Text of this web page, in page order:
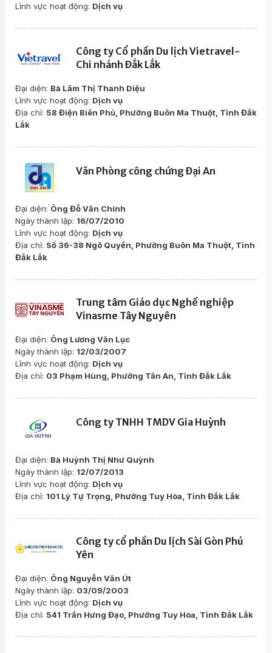
Lĩnh vực hoạt động: Dịch vụ
Công ty Cổ phần Du lịch Vietravel-
Chi nhánh Đắk Lắk
Đại diện: Bà Lâm Thị Thanh Diệu
Lĩnh vực hoạt động: Dịch vụ
Địa chỉ: 58 Điện Biên Phủ, Phường Buôn Ma Thuột, Tỉnh Đắk
Lắk
Văn Phòng công chứng Đại An
Đại diện: Ông Đỗ Văn Chính
Ngày thành lập: 16/07/2010
Lĩnh vực hoạt động: Dịch vụ
Địa chỉ: Số 36-38 Ngô Quyền, Phường Buôn Ma Thuột, Tỉnh
Đắk Lắk
Trung tâm Giáo dục Nghề nghiệp
Vinasme Tây Nguyên
Đại diện: Ông Lương Văn Lục
Ngày thành lập: 12/03/2007
Lĩnh vực hoạt động: Dịch vụ
Địa chỉ: 03 Phạm Hùng, Phường Tân An, Tỉnh Đắk Lắk
Công ty TNHH TMDV Gia Huỳnh
Đại diện: Bà Huỳnh Thị Như Quỳnh
Ngày thành lập: 12/07/2013
Lĩnh vực hoạt động: Dịch vụ
Địa chỉ: 101 Lý Tự Trọng, Phường Tuy Hòa, Tỉnh Đắk Lắk
Công ty cổ phần Du lịch Sài Gòn Phú
Yên
Đại diện: Ông Nguyễn Văn Út
Ngày thành lập: 03/09/2003
Lĩnh vực hoạt động: Dịch vụ
Địa chỉ: 541 Trần Hưng Đạo, Phường Tuy Hòa, Tỉnh Đắk Lắk